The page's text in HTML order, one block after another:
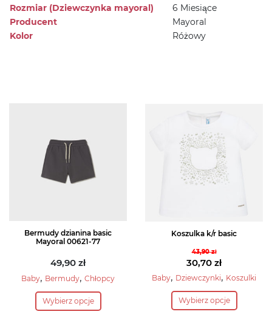
Rozmiar (Dziewczynka mayoral)
6 Miesiące
Producent
Mayoral
Kolor
Różowy
Bermudy dzianina basic
Mayoral 00621-77
49,90 zł
Baby, Bermudy, Chłopcy
Wybierz opcje
Ten
produkt
Koszulka k/r basic
43,90zł
Pierwotna
cena
wynosiła:
43,90 zł.
30,70 zł
Aktualna
cena
wynosi:
Baby, Dziewczynki, Koszulki
Wybierz opcje
Ten
produkt